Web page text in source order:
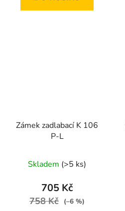
Zámek zadlabací K 106
P-L
Skladem (>5 ks)
705 Kč
758 Kč (–6 %)